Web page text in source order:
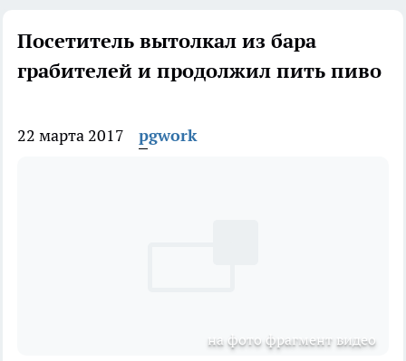
Посетитель вытолкал из бара
грабителей и продолжил пить пиво
22 марта 2017 pgwork
на фото фрагмент видео